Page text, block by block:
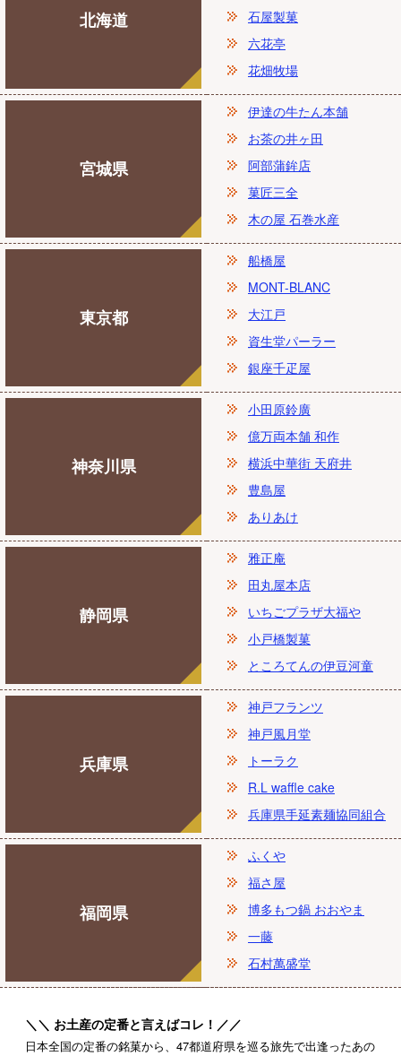
北海道
石屋製菓
六花亭
花畑牧場
宮城県
伊達の牛たん本舗
お茶の井ヶ田
阿部蒲鉾店
菓匠三全
木の屋 石巻水産
東京都
船橋屋
MONT-BLANC
大江戸
資生堂パーラー
銀座千疋屋
神奈川県
小田原鈴廣
億万両本舗 和作
横浜中華街 天府井
豊島屋
ありあけ
静岡県
雅正庵
田丸屋本店
いちごプラザ大福や
小戸橋製菓
ところてんの伊豆河童
兵庫県
神戸フランツ
神戸風月堂
トーラク
R.L waffle cake
兵庫県手延素麺協同組合
福岡県
ふくや
福さ屋
博多もつ鍋 おおやま
一藤
石村萬盛堂
お土産の定番と言えばコレ！
日本全国の定番の銘菓から、47都道府県を巡る旅先で出逢ったあの